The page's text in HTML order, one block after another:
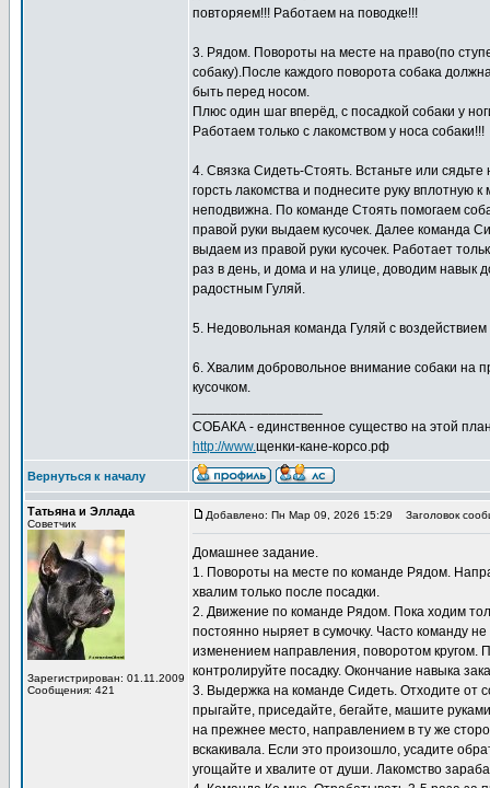
повторяем!!! Работаем на поводке!!!
3. Рядом. Повороты на месте на право(по
собаку).После каждого поворота собака
быть перед носом.
Плюс один шаг вперёд, с посадкой собаки у
Работаем только с лакомством у носа собаки!!!
4. Связка Сидеть-Стоять. Встаньте или
горсть лакомства и поднесите руку вплотную
неподвижна. По команде Стоять помогаем
правой руки выдаем кусочек. Далее команда
выдаем из правой руки кусочек. Работает
раз в день, и дома и на улице, доводим навык
радостным Гуляй.
5. Недовольная команда Гуляй с воздействием
6. Хвалим добровольное внимание собаки на
кусочком.
СОБАКА - единственное существо на этой
http://www.щенки-кане-корсо.рф
Вернуться к началу
Татьяна и Эллада
Советчик
Зарегистрирован: 01.11.2009
Сообщения: 421
Добавлено: Пн Мар 09, 2026 15:29 Заголовок
Домашнее задание.
1. Повороты на месте по команде Рядом.
хвалим только после посадки.
2. Движение по команде Рядом. Пока ходим
постоянно ныряет в сумочку. Часто команду
изменением направления, поворотом кругом.
контролируйте посадку. Окончание навыка
3. Выдержка на команде Сидеть. Отходите от
прыгайте, приседайте, бегайте, машите
на прежнее место, направлением в ту же
вскакивала. Если это произошло, усадите
угощайте и хвалите от души. Лакомство